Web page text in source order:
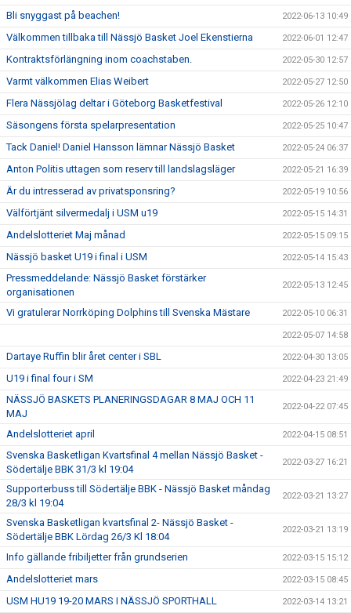
Bli snyggast på beachen! 2022-06-13 10:49
Välkommen tillbaka till Nässjö Basket Joel Ekenstierna 2022-06-01 12:47
Kontraktsförlängning inom coachstaben. 2022-05-30 12:57
Varmt välkommen Elias Weibert 2022-05-27 12:50
Flera Nässjölag deltar i Göteborg Basketfestival 2022-05-26 12:10
Säsongens första spelarpresentation 2022-05-25 10:47
Tack Daniel! Daniel Hansson lämnar Nässjö Basket 2022-05-24 06:37
Anton Politis uttagen som reserv till landslagsläger 2022-05-21 16:39
Är du intresserad av privatsponsring? 2022-05-19 10:56
Välförtjänt silvermedalj i USM u19 2022-05-15 14:31
Andelslotteriet Maj månad 2022-05-15 09:15
Nässjö basket U19 i final i USM 2022-05-14 15:43
Pressmeddelande: Nässjö Basket förstärker
organisationen
2022-05-13 12:45
Vi gratulerar Norrköping Dolphins till Svenska Mästare 2022-05-10 06:31
2022-05-07 14:58
Dartaye Ruffin blir året center i SBL 2022-04-30 13:05
U19 i final four i SM 2022-04-23 21:49
NÄSSJÖ BASKETS PLANERINGSDAGAR 8 MAJ OCH 11
MAJ
2022-04-22 07:45
Andelslotteriet april 2022-04-15 08:51
Svenska Basketligan Kvartsfinal 4 mellan Nässjö Basket -
Södertälje BBK 31/3 kl 19:04
2022-03-27 16:21
Supporterbuss till Södertälje BBK - Nässjö Basket måndag
28/3 kl 19:04
2022-03-21 13:27
Svenska Basketligan kvartsfinal 2- Nässjö Basket -
Södertälje BBK Lördag 26/3 Kl 18:04
2022-03-21 13:19
Info gällande fribiljetter från grundserien 2022-03-15 15:12
Andelslotteriet mars 2022-03-15 08:45
USM HU19 19-20 MARS I NÄSSJÖ SPORTHALL 2022-03-14 13:21